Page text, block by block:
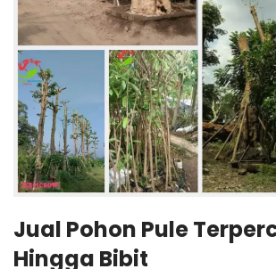
Jual Pohon Pule
Hingga Bibit